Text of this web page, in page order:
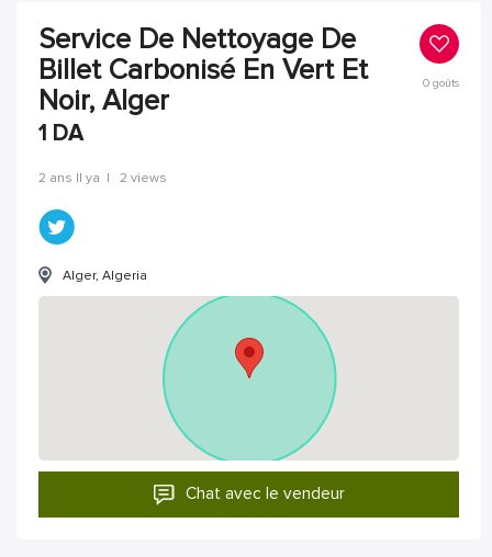
Service De Nettoyage De
Billet Carbonisé En Vert Et
Noir, Alger
1 DA
0goûts
2 ans Il ya | 2 views
Alger, Algeria
Chat avec le vendeur